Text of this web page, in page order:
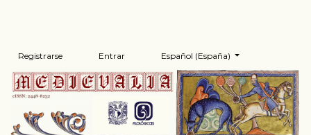
Registrarse Entrar Cambiar el idioma. El
Español (España)